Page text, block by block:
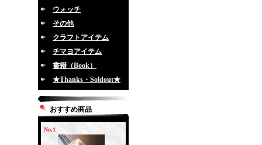
ウォッチ
その他
クラフトアイテム
チマヨアイテム
書籍（Book）
★Thanks・Soldout★
おすすめ商品
No.1